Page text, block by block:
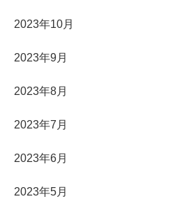
2023年10月
2023年9月
2023年8月
2023年7月
2023年6月
2023年5月